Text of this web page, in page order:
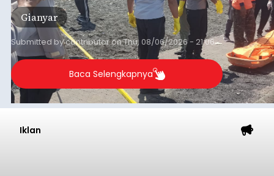
Gianyar
Submitted bycontributoronThu, 08/06/2026 - 21:06
Baca Selengkapnya
Iklan